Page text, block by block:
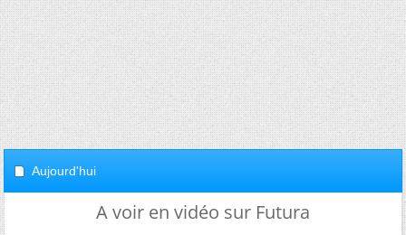
Aujourd'hui
A voir en vidéo sur Futura